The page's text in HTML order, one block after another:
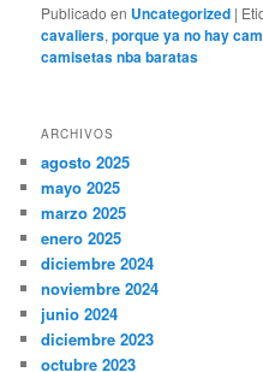
Publicado en Uncategorized |
cavaliers,porque ya no hay
camisetas nba baratas
ARCHIVOS
agosto 2025
mayo 2025
marzo 2025
enero 2025
diciembre 2024
noviembre 2024
junio 2024
diciembre 2023
octubre 2023